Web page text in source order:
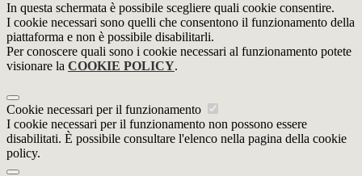
In questa schermata è possibile scegliere quali cookie consentire.
I cookie necessari sono quelli che consentono il funzionamento della
piattaforma e non è possibile disabilitarli.
Per conoscere quali sono i cookie necessari al funzionamento potete
visionare la COOKIE POLICY.
Cookie necessari per il funzionamento
I cookie necessari per il funzionamento non possono essere
disabilitati. È possibile consultare l'elenco nella pagina della cookie
policy.